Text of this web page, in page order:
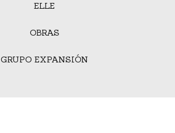
ELLE
OBRAS
GRUPO EXPANSIÓN